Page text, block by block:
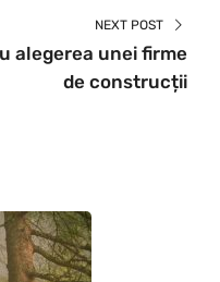
NEXT POST
alegerea unei firme
de construcții